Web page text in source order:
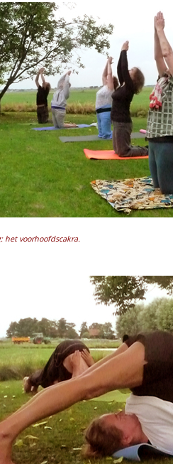
het voorhoofdscakra.